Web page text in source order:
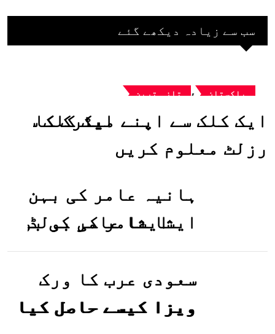
سب سے زیادہ دیکھے گئے
پاکستان , تازہ ترین
ایک کلک سے اپنے میٹرک کا
رزلٹ معلوم کریں
ہانیہ عامر کی بہن
ایشا عامر کی بولڈ
تصاویر وائرل ہو
گئیں
سعودی عرب کا ورک
ویزا کیسے حاصل کیا